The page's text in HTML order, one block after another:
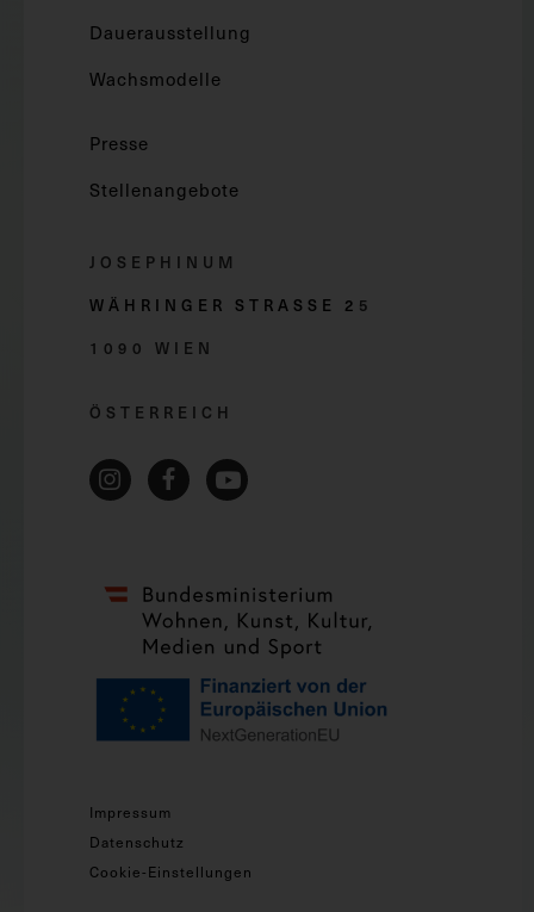
Dauerausstellung
Wachsmodelle
Presse
Stellenangebote
JOSEPHINUM
WÄHRINGER STRASSE 2 5
1090 WIEN
ÖSTERREICH
Impressum
Datenschutz
Cookie-Einstellungen